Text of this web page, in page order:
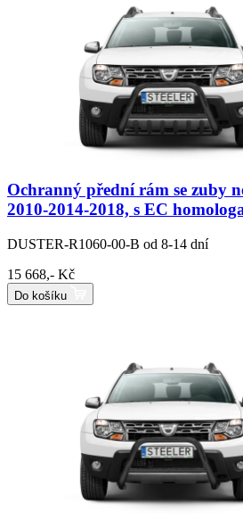
Ochranný přední rám se zuby
2010-2014-2018, s EC
DUSTER-R1060-00-B od 8-14 dní
15 668,- Kč
Do košíku